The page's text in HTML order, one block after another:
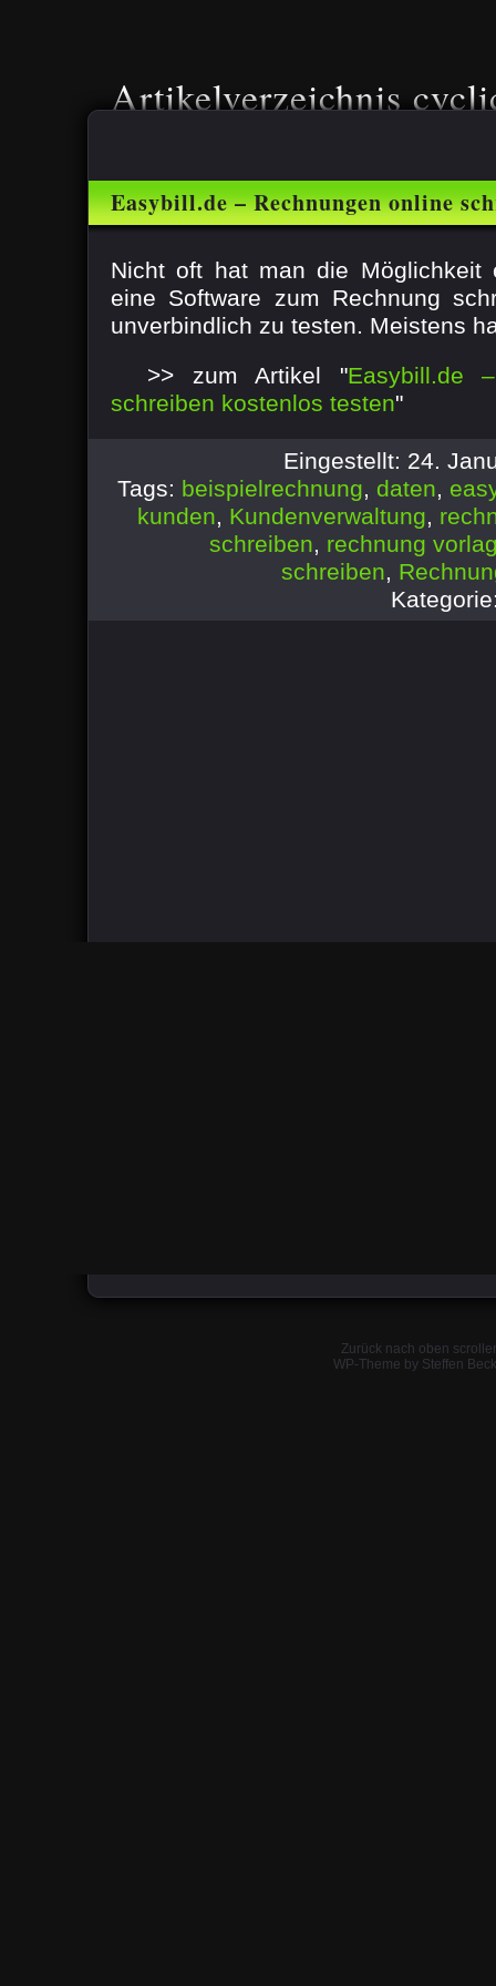
Artikelverzeichnis
Easybill.de – Rechnungen online
Nicht oft hat man die Möglichkeit
eine Software zum Rechnung
unverbindlich zu testen. Meistens
>> zum Artikel "Easybill.de
schreiben kostenlos testen"
Eingestellt: 24.
Tags: beispielrechnung, daten,
kunden, Kundenverwaltung,
schreiben, rechnung
schreiben,
Zurück nach oben
WP-Theme by Steffen